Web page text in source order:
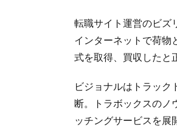
転職サイト運営のビズ
インターネットで荷物
式を取得、買収したと
ビジョナルはトラック
断。トラボックスのノ
ッチングサービスを展